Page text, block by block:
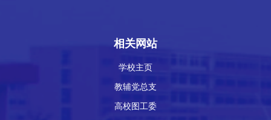
相关网站
学校主页
教辅党总支
高校图工委